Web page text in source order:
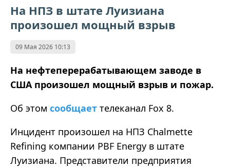
На НПЗ в штате Луизиана
произошел мощный взрыв
09 Мая 2026 10:13
На нефтеперерабатывающем заводе в
США произошел мощный взрыв и пожар.
Об этом сообщает телеканал Fox 8.
Инцидент произошел на НПЗ Chalmette
Refining компании PBF Energy в штате
Луизиана. Представители предприятия